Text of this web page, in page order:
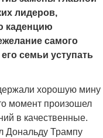
лидеров,
каденцию
самого
семьи уступать
хорошую мину
момент произошел
в качественные.
Дональду Трампу